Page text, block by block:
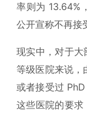
率则为 13.64%
公开宣称不再接
现实中，对于大
等级医院来说
或者接受过
这些医院的要求